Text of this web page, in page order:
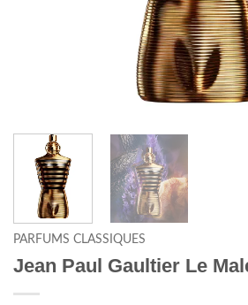
PARFUMS CLASSIQUES
Jean Paul Gaultier Le